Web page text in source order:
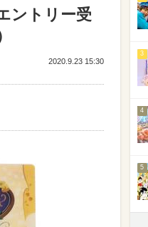
ントリー受
2020.9.23 15:30
3
4
5